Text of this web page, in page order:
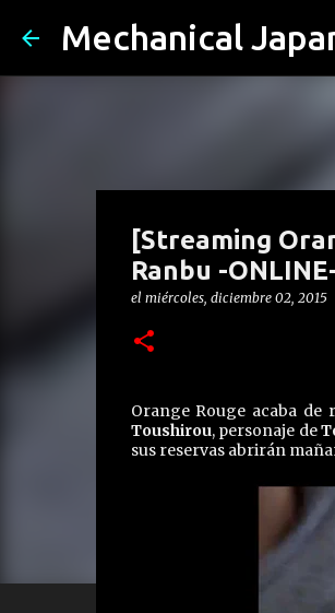
Mechanical
[Streaming
Ranbu -
el miércoles, diciembre 02, 2015
Orange Rouge acaba
Toushirou, personaje de
sus reservas abrirán